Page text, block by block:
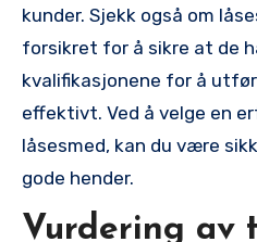
kunder. Sjekk også om
forsikret for å sikre at de
kvalifikasjonene for å
effektivt. Ved å velge en
låsesmed, kan du være
gode ​hender.
Vurdering ⁣av